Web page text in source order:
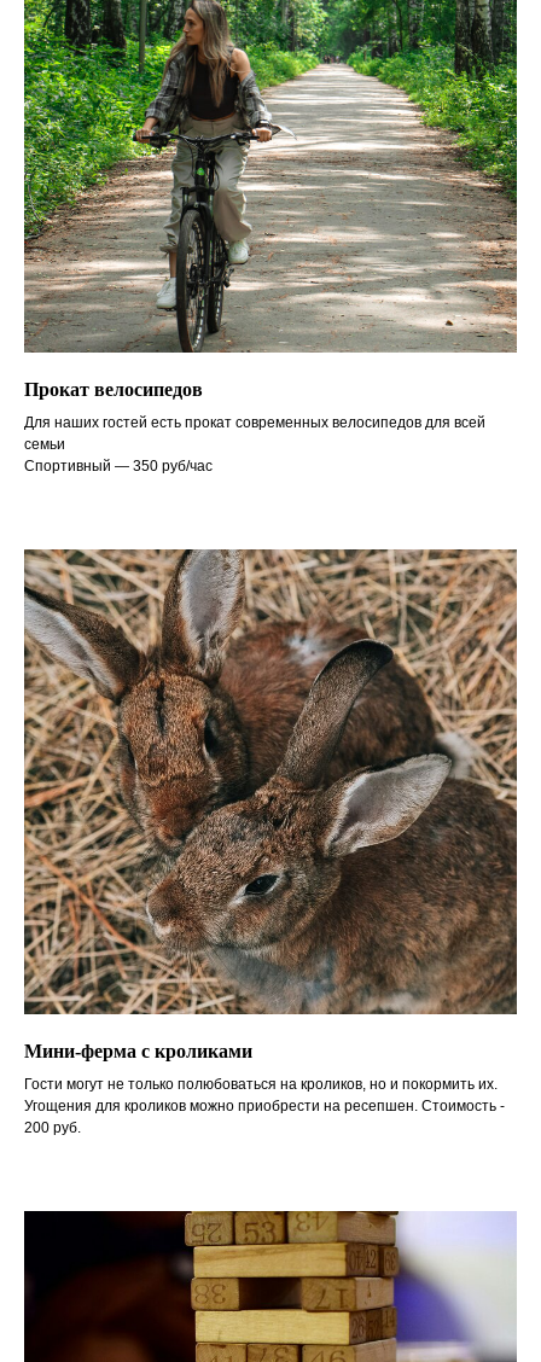
Прокат велосипедов
Для наших гостей есть прокат современных велосипедов для всей
семьи
Спортивный — 350 руб/час
Мини-ферма с кроликами
Гости могут не только полюбоваться на кроликов, но и покормить их.
Угощения для кроликов можно приобрести на ресепшен. Стоимость -
200 руб.